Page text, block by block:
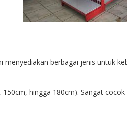
menyediakan berbagai jenis untuk
150cm, hingga 180cm). Sangat